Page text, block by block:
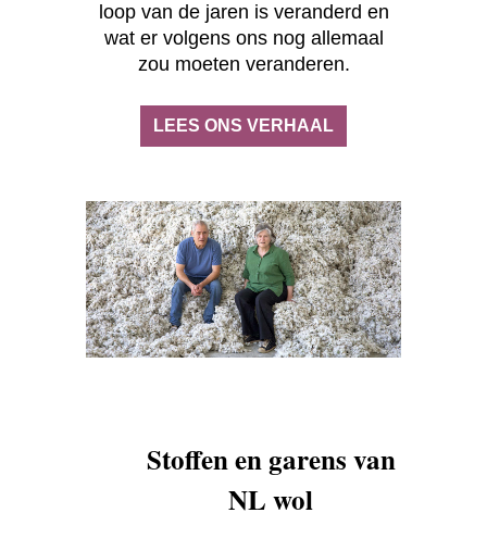
loop van de jaren is veranderd en
wat er volgens ons nog allemaal
zou moeten veranderen.
LEES ONS VERHAAL
Stoffen en garens van
NL wol